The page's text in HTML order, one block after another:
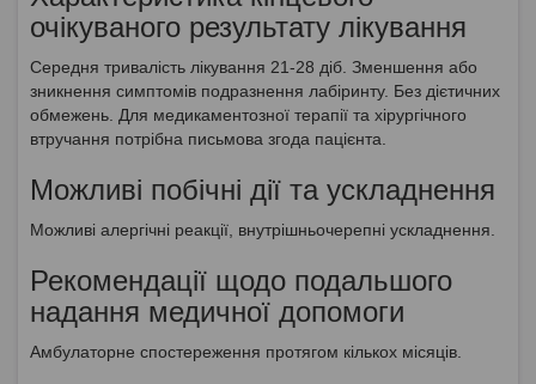
очікуваного результату лікування
Середня тривалість лікування 21-28 діб. Зменшення або
зникнення симптомів подразнення лабіринту. Без дієтичних
обмежень. Для медикаментозної терапії та хірургічного
втручання потрібна письмова згода пацієнта.
Можливі побічні дії та ускладнення
Можливі алергічні реакції, внутрішньочерепні ускладнення.
Рекомендації щодо подальшого
надання медичної допомоги
Амбулаторне спостереження протягом кількох місяців.